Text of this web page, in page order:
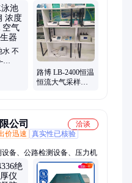
度仪、抽滤仪、检测仪、传
率计、烟度计、机器人、控
护箱
水 不
路博 LB-2400恒温
恒流大气采样器
公司
洽谈
价迅速
真实性已核验
备、公路检测设备、压力机